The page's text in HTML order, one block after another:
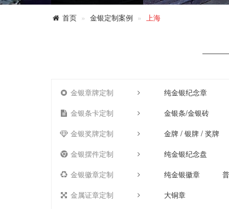
首页 金银定制案例 上海
金银章牌定制
纯金银纪念章
金银条卡定制
金银条/金银砖
金银奖牌定制
金牌 / 银牌 / 奖牌
金银摆件定制
纯金银纪念盘
金银徽章定制
纯金银徽章
金属证章定制
大铜章